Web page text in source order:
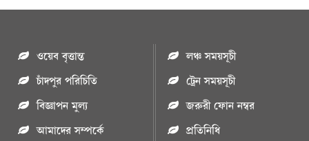
ওয়েব বৃত্তান্ত
চাঁদপুর পরিচিতি
বিজ্ঞাপন মুল্য
আমাদের সম্পর্কে
লঞ্চ সময়সূচী
ট্রেন সময়সূচী
জরুরী ফোন নম্বর
প্রতিনিধি